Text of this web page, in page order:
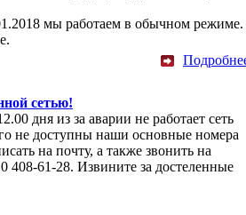
мы работаем в обычном режиме.
сетью!
дня из за аварии не работает сеть
не доступны наши основные номера
на почту, а также звонить на
408-61-28. Извините за достеленные